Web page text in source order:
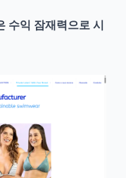
수익 잠재력으로 시